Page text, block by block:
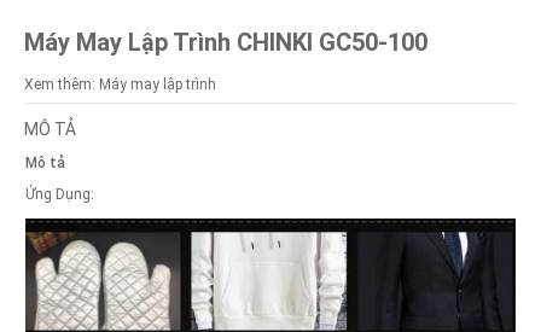
Máy May Lập Trình CHINKI GC50-100
Xem thêm: Máy may lập trình
MÔ TẢ
Mô tả
Ứng Dụng: